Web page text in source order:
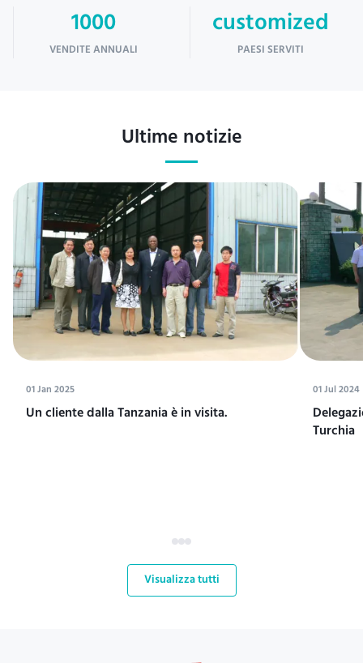
1000
VENDITE ANNUALI
customized
PAESI SERVITI
Ultime notizie
01 Jan 2025
Un cliente dalla Tanzania è in visita.
01 Jul 2024
Turchia
Visualizza tutti